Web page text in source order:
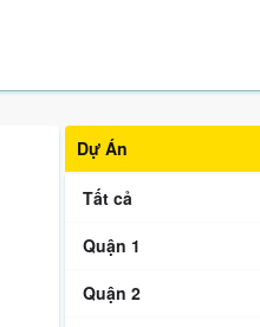
Dự Án
Tất cả
Quận 1
Quận 2